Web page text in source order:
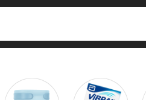
Destaque